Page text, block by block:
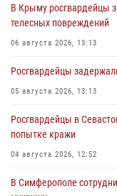
В Крыму росгвардейцы
телесных повреждений
06 августа 2026, 13:13
Росгвардейцы
05 августа 2026, 13:13
Росгвардейцы в
попытке кражи
04 августа 2026, 12:52
В Симферополе